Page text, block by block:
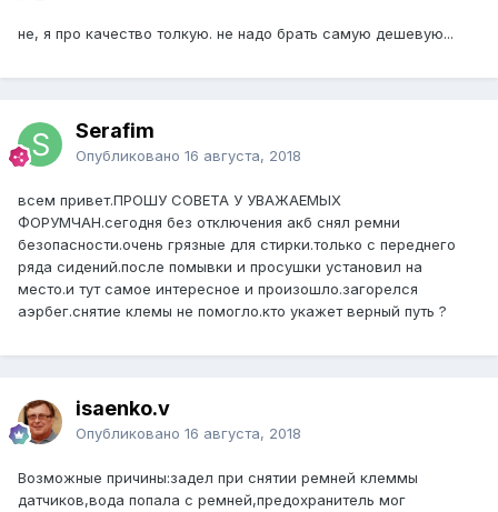
не, я про качество толкую. не надо брать самую дешевую...
Serafim
Опубликовано 16 августа, 2018
всем привет.ПРОШУ СОВЕТА У УВАЖАЕМЫХ
ФОРУМЧАН.сегодня без отключения акб снял ремни
безопасности.очень грязные для стирки.только с переднего
ряда сидений.после помывки и просушки установил на
место.и тут самое интересное и произошло.загорелся
аэрбег.снятие клемы не помогло.кто укажет верный путь ?
isaenko.v
Опубликовано 16 августа, 2018
Возможные причины:задел при снятии ремней клеммы
датчиков,вода попала с ремней,предохранитель мог